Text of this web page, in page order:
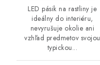
LED pásik na rastliny je
ideálny do interiéru,
nevyrušuje okolie ani
vzhľad predmetov svojou
typickou...